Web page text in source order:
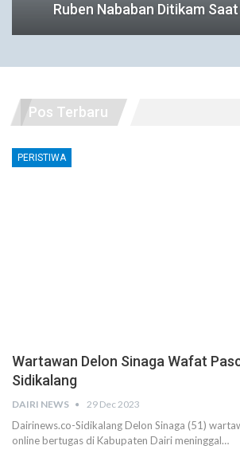
Ruben Nababan Ditikam
Pos Terbaru
PERISTIWA
Wartawan Delon Sinaga Wafat
Sidikalang
DAIRI NEWS 29 Dec 2023
Dairinews.co-Sidikalang Delon Sinaga (51)
online bertugas di Kabupaten Dairi meninggal…